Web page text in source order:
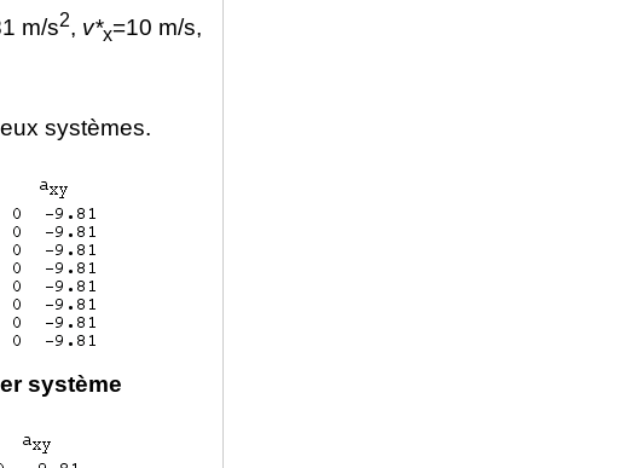
m/s2, v*x=10 m/s,
systèmes.
système